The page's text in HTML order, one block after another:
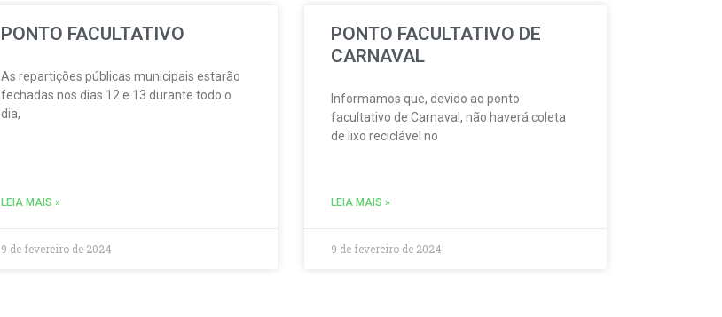
PONTO FACULTATIVO
As repartições públicas municipais estarão
fechadas nos dias 12 e 13 durante todo o
dia,
LEIA MAIS »
9 de fevereiro de 2024
PONTO FACULTATIVO DE
CARNAVAL
Informamos que, devido ao ponto
facultativo de Carnaval, não haverá coleta
de lixo reciclável no
LEIA MAIS »
9 de fevereiro de 2024